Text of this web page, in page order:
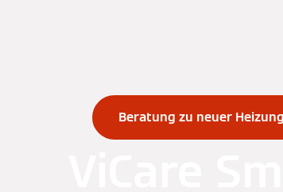
Beratung zu neuer Heizung